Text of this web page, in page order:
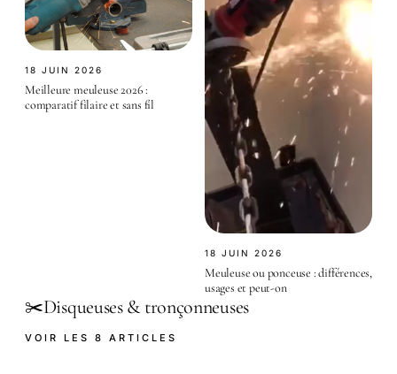
18 JUIN 2026
Meilleure meuleuse 2026 :
comparatif filaire et sans fil
18 JUIN 2026
Meuleuse ou ponceuse : différences,
usages et peut-on
✂️Disqueuses & tronçonneuses
VOIR LES 8 ARTICLES